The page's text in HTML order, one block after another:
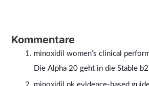
Kommentare
minoxidil women’s clinical
Die Alpha 20 geht in die Stable